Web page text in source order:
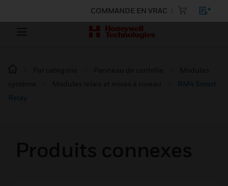
COMMANDE EN VRAC
RM4 Smart
Relay